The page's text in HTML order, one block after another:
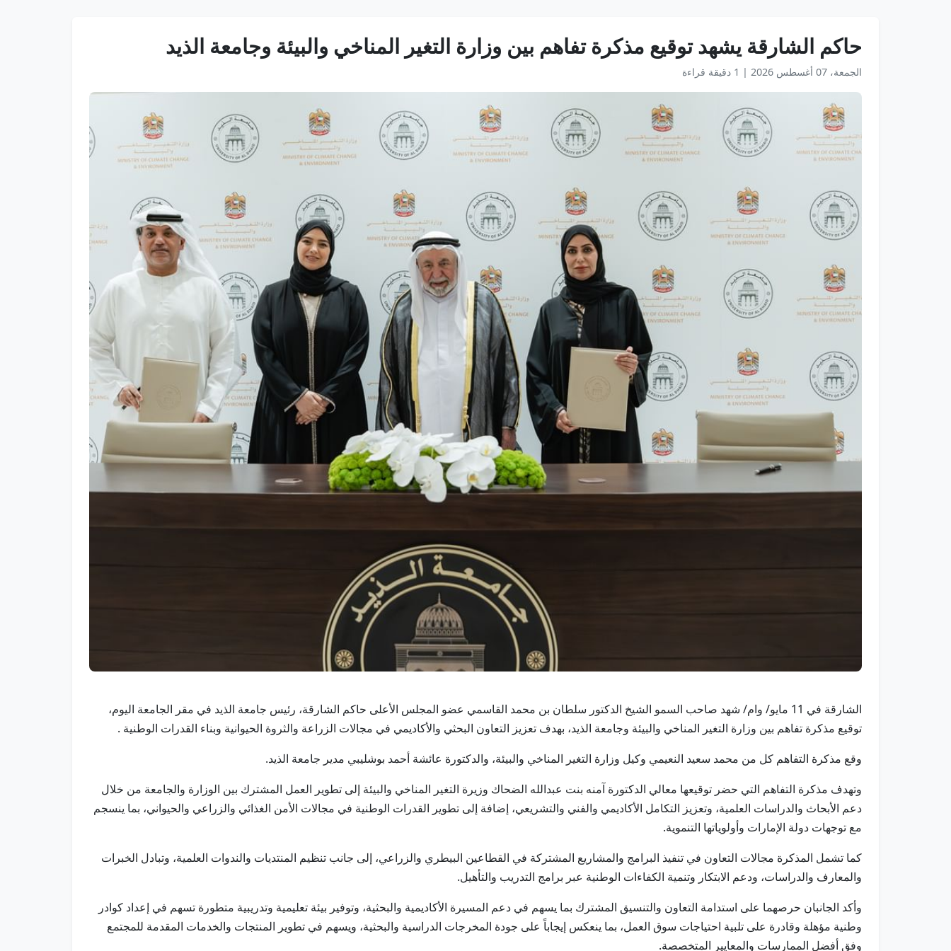
حاكم الشارقة يشهد توقيع مذكرة تفاهم بين وزارة التغير المناخي والبيئة وجامعة الذيد
الجمعة، 07 أغسطس 2026 | 1 دقيقة قراءة
الشارقة في 11 مايو/ وام/ شهد صاحب السمو الشيخ الدكتور سلطان بن محمد القاسمي عضو المجلس الأعلى حاكم الشارقة، رئيس جامعة الذيد في مقر الجامعة اليوم،
توقيع مذكرة تفاهم بين وزارة التغير المناخي والبيئة وجامعة الذيد، بهدف تعزيز التعاون البحثي والأكاديمي في مجالات الزراعة والثروة الحيوانية وبناء القدرات الوطنية .
وقع مذكرة التفاهم كل من محمد سعيد النعيمي وكيل وزارة التغير المناخي والبيئة، والدكتورة عائشة أحمد بوشليبي مدير جامعة الذيد.
وتهدف مذكرة التفاهم التي حضر توقيعها معالي الدكتورة آمنه بنت عبدالله الضحاك وزيرة التغير المناخي والبيئة إلى تطوير العمل المشترك بين الوزارة والجامعة من خلال
دعم الأبحاث والدراسات العلمية، وتعزيز التكامل الأكاديمي والفني والتشريعي، إضافة إلى تطوير القدرات الوطنية في مجالات الأمن الغذائي والزراعي والحيواني، بما ينسجم
مع توجهات دولة الإمارات وأولوياتها التنموية.
كما تشمل المذكرة مجالات التعاون في تنفيذ البرامج والمشاريع المشتركة في القطاعين البيطري والزراعي، إلى جانب تنظيم المنتديات والندوات العلمية، وتبادل الخبرات
والمعارف والدراسات، ودعم الابتكار وتنمية الكفاءات الوطنية عبر برامج التدريب والتأهيل.
وأكد الجانبان حرصهما على استدامة التعاون والتنسيق المشترك بما يسهم في دعم المسيرة الأكاديمية والبحثية، وتوفير بيئة تعليمية وتدريبية متطورة تسهم في إعداد كوادر
وطنية مؤهلة وقادرة على تلبية احتياجات سوق العمل، بما ينعكس إيجاباً على جودة المخرجات الدراسية والبحثية، ويسهم في تطوير المنتجات والخدمات المقدمة للمجتمع
وفق أفضل الممارسات والمعايير المتخصصة.